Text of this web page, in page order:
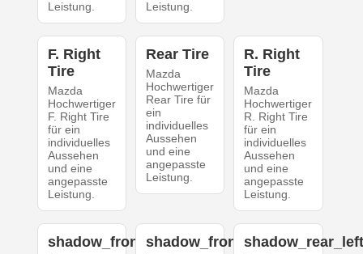
Leistung.
Leistung.
F. Right
Tire
Mazda
Hochwertiger
F. Right Tire
für ein
individuelles
Aussehen
und eine
angepasste
Leistung.
Rear Tire
Mazda
Hochwertiger
Rear Tire für
ein
individuelles
Aussehen
und eine
angepasste
Leistung.
R. Right
Tire
Mazda
Hochwertiger
R. Right Tire
für ein
individuelles
Aussehen
und eine
angepasste
Leistung.
shadow_front_leftshadow_front_right